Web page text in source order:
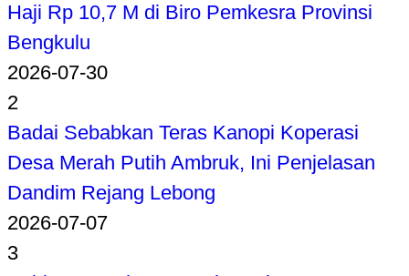
Haji Rp 10,7 M di Biro Pemkesra Provinsi
Bengkulu
2026-07-30
2
Badai Sebabkan Teras Kanopi Koperasi
Desa Merah Putih Ambruk, Ini Penjelasan
Dandim Rejang Lebong
2026-07-07
3